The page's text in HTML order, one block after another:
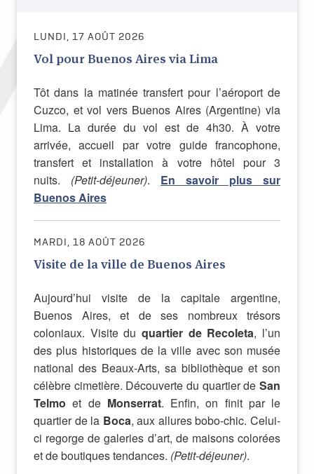
LUNDI, 17 AOÛT 2026
Vol pour Buenos Aires via Lima
Tôt dans la matinée transfert pour l’aéroport de
Cuzco, et vol vers Buenos Aires (Argentine) via
Lima. La durée du vol est de 4h30. À votre
arrivée, accueil par votre guide francophone,
transfert et installation à votre hôtel pour 3
nuits.
(Petit-déjeuner). En savoir plus sur
Buenos Aires
MARDI, 18 AOÛT 2026
Visite de la ville de Buenos Aires
Aujourd’hui visite de la capitale argentine,
Buenos Aires, et de ses nombreux trésors
coloniaux. Visite du quartier de Recoleta, l’un
des plus historiques de la ville avec son musée
national des Beaux-Arts, sa bibliothèque et son
célèbre cimetière. Découverte du quartier de San
Telmo et de Monserrat. Enfin, on finit par le
quartier de la Boca, aux allures bobo-chic. Celui-
ci regorge de galeries d’art, de maisons colorées
et de boutiques tendances. (Petit-déjeuner).